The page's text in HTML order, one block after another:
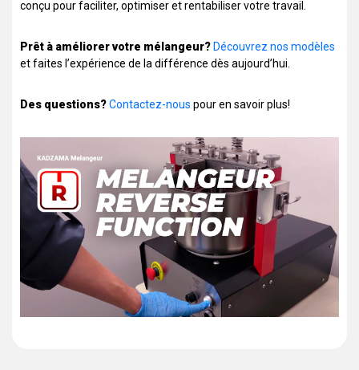
conçu pour faciliter, optimiser et rentabiliser votre travail.
Prêt à améliorer votre mélangeur? Découvrez nos modèles
et faites l’expérience de la différence dès aujourd’hui.
Des questions?Contactez-nous pour en savoir plus!